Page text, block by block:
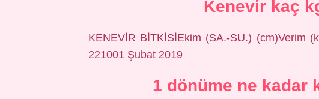
Kenevir kaç
KENEVİR BİTKİSİEkim (SA.-SU.) (cm)Verim
221001 Şubat 2019
1 dönüme ne kadar